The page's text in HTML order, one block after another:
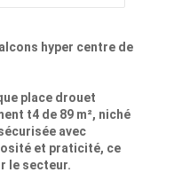
hyper centre de
place drouet
t4 de 89 m², niché
avec
et praticité, ce
le secteur.